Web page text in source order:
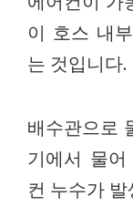
이 호스 내
는 것입니다.
배수관으로
기에서 물
컨 누수가